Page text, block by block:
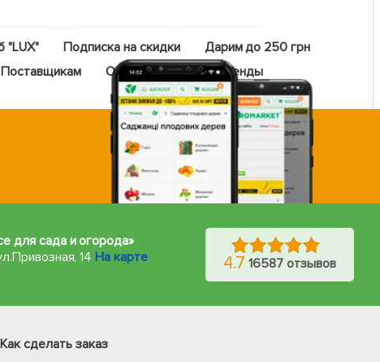
"LUX" Подписка на скидки
Дарим до 250 грн
Поставщикам Оптовый прайс Бренды
для сада и огорода»
14 На карте 4.7 16587 отзывов
Как сделать заказ
Фейсбук